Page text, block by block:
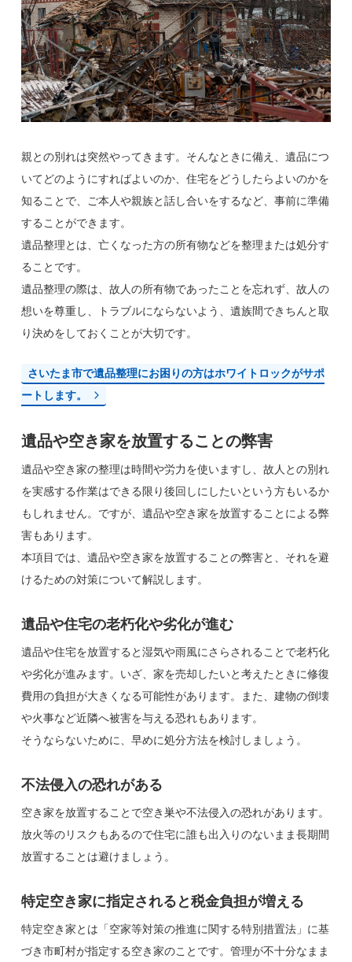
親との別れは突然やってきます。そんなときに備え、遺品につ
いてどのようにすればよいのか、住宅をどうしたらよいのかを
知ることで、ご本人や親族と話し合いをするなど、事前に準備
することができます。
遺品整理とは、亡くなった方の所有物などを整理または処分す
ることです。
遺品整理の際は、故人の所有物であったことを忘れず、故人の
想いを尊重し、トラブルにならないよう、遺族間できちんと取
り決めをしておくことが大切です。
さいたま市で遺品整理にお困りの方はホワイトロックがサポ
ートします。
遺品や空き家を放置することの弊害
遺品や空き家の整理は時間や労力を使いますし、故人との別れ
を実感する作業はできる限り後回しにしたいという方もいるか
もしれません。ですが、遺品や空き家を放置することによる弊
害もあります。
本項目では、遺品や空き家を放置することの弊害と、それを避
けるための対策について解説します。
遺品や住宅の老朽化や劣化が進む
遺品や住宅を放置すると湿気や雨風にさらされることで老朽化
や劣化が進みます。いざ、家を売却したいと考えたときに修復
費用の負担が大きくなる可能性があります。また、建物の倒壊
や火事など近隣へ被害を与える恐れもあります。
そうならないために、早めに処分方法を検討しましょう。
不法侵入の恐れがある
空き家を放置することで空き巣や不法侵入の恐れがあります。
放火等のリスクもあるので住宅に誰も出入りのないまま長期間
放置することは避けましょう。
特定空き家に指定されると税金負担が増える
特定空き家とは「空家等対策の推進に関する特別措置法」に基
づき市町村が指定する空き家のことです。管理が不十分なまま